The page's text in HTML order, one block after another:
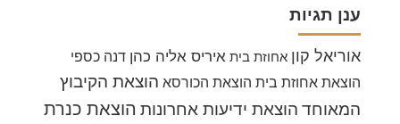
ענן תגיות
אוריאל קון אחוזת בית איריס אליה כהן דנה כספי
הוצאת אחוזת בית הוצאת הכורסא הוצאת הקיבוץ
המאוחד הוצאת ידיעות אחרונות הוצאת כנרת